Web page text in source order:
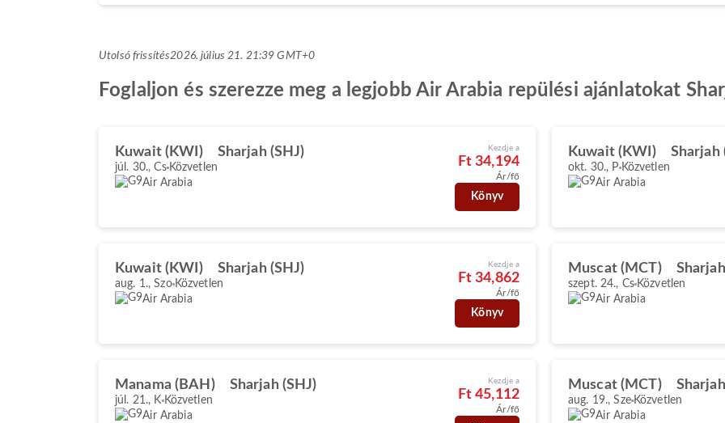
Utolsó frissítés2026. július 21. 21:39 GMT+0
Foglaljon és szerezze meg a legjobb Air Arabia repülési ajánlatokat
Kuwait (KWI) Sharjah (SHJ)
júl. 30., Cs Közvetlen
Air Arabia
Kezdje a
Ft 34,194
Ár/fő
Könyv
Kuwait (KWI) Sharjah
okt. 30., P Közvetlen
Air Arabia
Kuwait (KWI) Sharjah (SHJ)
aug. 1., Szo Közvetlen
Air Arabia
Kezdje a
Ft 34,862
Ár/fő
Könyv
Muscat (MCT)
szept. 24., Cs Közvetlen
Air Arabia
Manama (BAH) Sharjah (SHJ)
júl. 21., K Közvetlen
Air Arabia
Kezdje a
Ft 45,112
Ár/fő
Muscat (MCT)
aug. 19., Sze Közvetlen
Air Arabia